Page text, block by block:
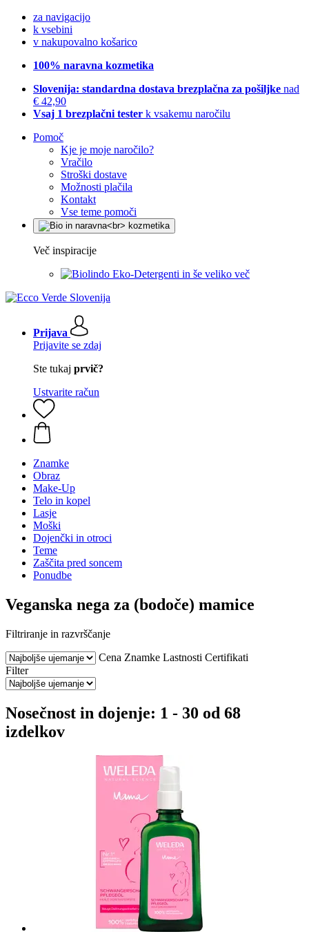
za navigacijo
k vsebini
v nakupovalno košarico
100% naravna kozmetika
Slovenija: standardna dostava brezplačna za pošiljke nad
€ 42,90
Vsaj 1 brezplačni tester k vsakemu naročilu
Pomoč
Kje je moje naročilo?
Vračilo
Stroški dostave
Možnosti plačila
Kontakt
Vse teme pomoči
Več inspiracije
Eko-Detergenti in še veliko več
Prijava
Prijavite se zdaj
Ste tukaj prvič?
Ustvarite račun
Znamke
Obraz
Make-Up
Telo in kopel
Lasje
Moški
Dojenčki in otroci
Teme
Zaščita pred soncem
Ponudbe
Veganska nega za (bodoče) mamice
Filtriranje in razvrščanje
Cena Znamke Lastnosti Certifikati
Filter
Nosečnost in dojenje: 1 - 30 od 68
izdelkov